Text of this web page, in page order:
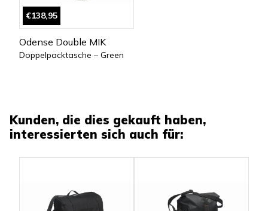
€138,95
Odense Double MIK
Doppelpacktasche – Green
Kunden, die dies gekauft haben,
interessierten sich auch für: